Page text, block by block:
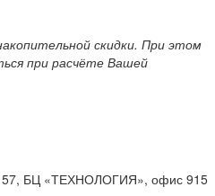
скидки. При этом
при расчёте Вашей
57, БЦ «ТЕХНОЛОГИЯ», офис 915